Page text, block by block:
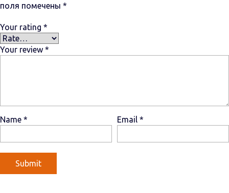
поля помечены *
Your rating *
Your review *
Name * Email *